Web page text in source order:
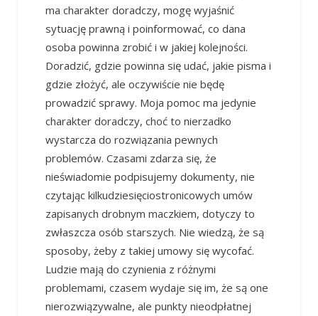
ma charakter doradczy, mogę wyjaśnić
sytuację prawną i poinformować, co dana
osoba powinna zrobić i w jakiej kolejności.
Doradzić, gdzie powinna się udać, jakie pisma i
gdzie złożyć, ale oczywiście nie będę
prowadzić sprawy. Moja pomoc ma jedynie
charakter doradczy, choć to nierzadko
wystarcza do rozwiązania pewnych
problemów. Czasami zdarza się, że
nieświadomie podpisujemy dokumenty, nie
czytając kilkudziesięciostronicowych umów
zapisanych drobnym maczkiem, dotyczy to
zwłaszcza osób starszych. Nie wiedzą, że są
sposoby, żeby z takiej umowy się wycofać.
Ludzie mają do czynienia z różnymi
problemami, czasem wydaje się im, że są one
nierozwiązywalne, ale punkty nieodpłatnej